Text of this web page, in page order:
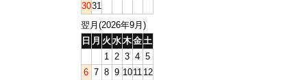
3031
翌月(2026年9月)
日 月 火 水木金 土
1
2 3 4 5
6 7 8 9 1011 12